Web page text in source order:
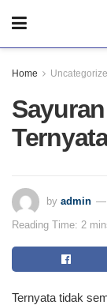
Home
by admin
Reading Time: 2
Ternyata tidak